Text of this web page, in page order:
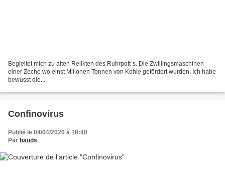
Begleitet mich zu alten Relikten des Ruhrpott`s. Die Zwillingsmaschinen
einer Zeche wo einst Milionen Tonnen von Kohle gefördert wurden. Ich habe
bewusst die...
Confinovirus
Publié le 04/04/2020 à 18:40
Par bauds